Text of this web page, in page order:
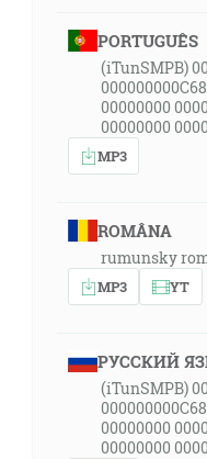
PORTUGUÊS
(iTunSMPB)
00000000
00000000
MP3
ROMÂNA
rumunsky
MP3 YT
РУССКИЙ
(iTunSMPB)
00000000
00000000